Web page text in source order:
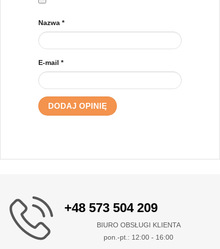
Nazwa *
E-mail *
+48 573 504 209
BIURO OBSŁUGI KLIENTA
pon.-pt.: 12:00 - 16:00